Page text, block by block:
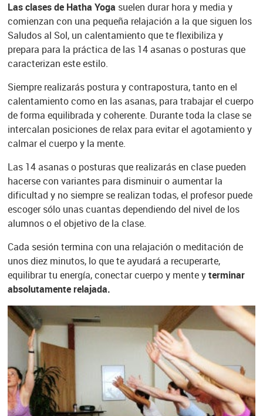
Las clases de Hatha Yoga suelen durar hora y media y
comienzan con una pequeña relajación a la que siguen los
Saludos al Sol, un calentamiento que te flexibiliza y
prepara para la práctica de las 14 asanas o posturas que
caracterizan este estilo.
Siempre realizarás postura y contrapostura, tanto en el
calentamiento como en las asanas, para trabajar el cuerpo
de forma equilibrada y coherente. Durante toda la clase se
intercalan posiciones de relax para evitar el agotamiento y
calmar el cuerpo y la mente.
Las 14 asanas o posturas que realizarás en clase pueden
hacerse con variantes para disminuir o aumentar la
dificultad y no siempre se realizan todas, el profesor puede
escoger sólo unas cuantas dependiendo del nivel de los
alumnos o el objetivo de la clase.
Cada sesión termina con una relajación o meditación de
unos diez minutos, lo que te ayudará a recuperarte,
equilibrar tu energía, conectar cuerpo y mente yterminar
absolutamente relajada.